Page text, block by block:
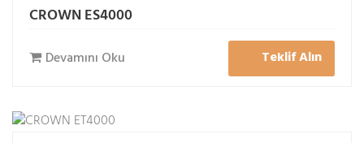
CROWN ES4000
Devamını Oku Teklif Alın